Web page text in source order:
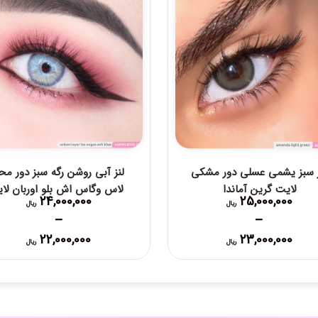
سبز یشمی عسلی دور مشکی
لایت گرین آماندا
25,000,000 ریال
–
23,000,000 ریال
Price
range:
لنز آبی روشن رگه سبز دور
لاس وگاس اش بلو اوربان
24,000,000 ریال
–
22,000,000 ریال
Price
range: